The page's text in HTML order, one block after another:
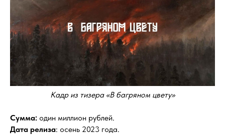
Кадр из тизера «В багряном цвету»
Сумма: один миллион рублей.
Дата релиза: осень 2023 года.